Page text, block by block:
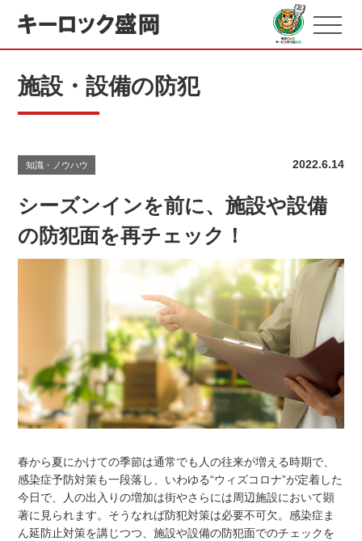
施設・設備の防犯
知識・ノウハウ 2022.6.14
シーズンインを前に、施設や設備
の防犯面を再チェック！
春から夏にかけての季節は通常でも人の往来が増える時期で、
感染症予防対策も一段落し、いわゆる“ウィズコロナ”が定着した
今日で、人の出入りの増加は街やさらには周辺施設において顕
著に見られます。そうなれば防犯対策は必要不可欠。感染症ま
ん延防止対策を講じつつ、施設や設備の防犯面でのチェックを